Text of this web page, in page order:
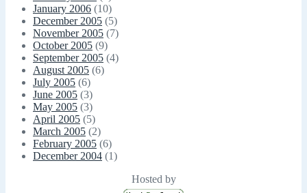
January 2006 (10)
December 2005 (5)
November 2005 (7)
October 2005 (9)
September 2005 (4)
August 2005 (6)
July 2005 (6)
June 2005 (3)
May 2005 (3)
April 2005 (5)
March 2005 (2)
February 2005 (6)
December 2004 (1)
Hosted by